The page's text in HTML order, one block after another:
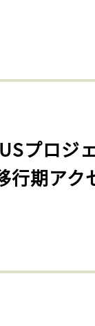
プロジ
行期アク